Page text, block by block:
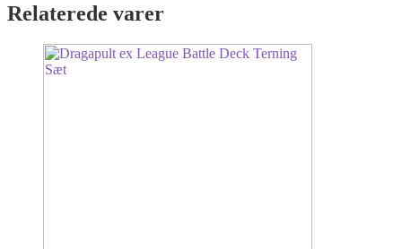
Relaterede varer